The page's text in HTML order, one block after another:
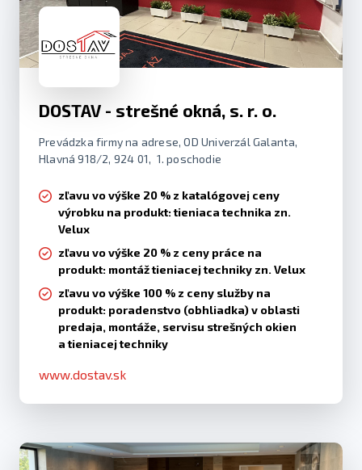
DOSTAV - strešné okná, s. r. o.
Prevádzka firmy na adrese, OD Univerzál Galanta,
Hlavná 918/2, 924 01, 1. poschodie
zľavu vo výške 20 % z katalógovej ceny
výrobku na produkt: tieniaca technika zn.
Velux
zľavu vo výške 20 % z ceny práce na
produkt: montáž tieniacej techniky zn. Velux
zľavu vo výške 100 % z ceny služby na
produkt: poradenstvo (obhliadka) v oblasti
predaja, montáže, servisu strešných okien
a tieniacej techniky
www.dostav.sk